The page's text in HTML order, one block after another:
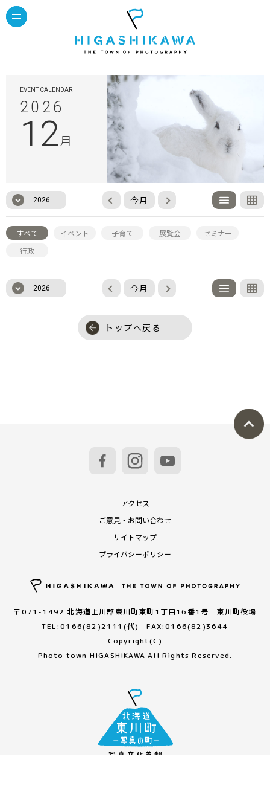
EVENT CALENDAR
2026
12月
2026 今月
すべて イベント 子育て 展覧会
セミナー
行政
2026 今月
トップへ戻る
アクセス
ご意見・お問い合わせ
サイトマップ
プライバシーポリシー
〒071-1492 北海道上川郡東川町東町1丁目16番1号 東川町役場
TEL:0166(82)2111(代) FAX:0166(82)3644
Copyright(C)
Photo town HIGASHIKAWA All Rights Reserved.